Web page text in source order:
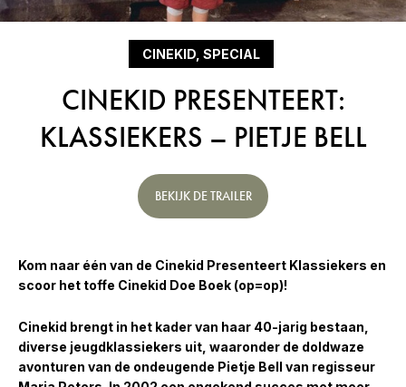
CINEKID, SPECIAL
CINEKID PRESENTEERT:
KLASSIEKERS – PIETJE BELL
BEKIJK DE TRAILER
Kom naar één van de Cinekid Presenteert Klassiekers en
scoor het toffe Cinekid Doe Boek (op=op)!
Cinekid brengt in het kader van haar 40-jarig bestaan,
diverse jeugdklassiekers uit, waaronder de doldwaze
avonturen van de ondeugende Pietje Bell van regisseur